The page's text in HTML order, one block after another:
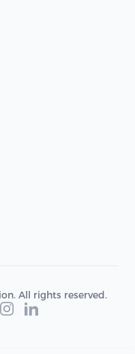
All rights reserved.